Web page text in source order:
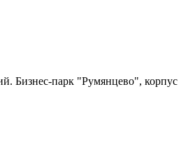
Бизнес-парк "Румянцево", корпус